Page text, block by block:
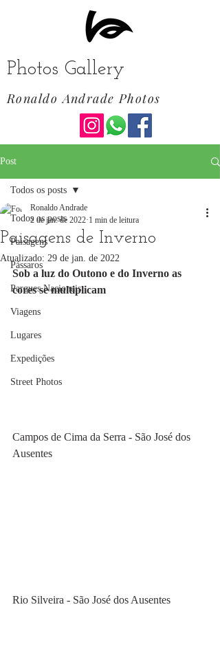
Photos Gallery
Ronaldo Andrade Photos
Post
Todos os posts
Paisagens
Pássaros
Parques Nacionais
Viagens
Lugares
Expedições
Street Photos
Todos os posts
Paisagens de Inverno
Ronaldo Andrade
2 de jan. de 2022 1 min de leitura
Atualizado: 29 de jan. de 2022
Sob a luz do Outono e do Inverno as
cores se multiplicam
Campos de Cima da Serra - São José dos
Ausentes
Rio Silveira - São José dos Ausentes